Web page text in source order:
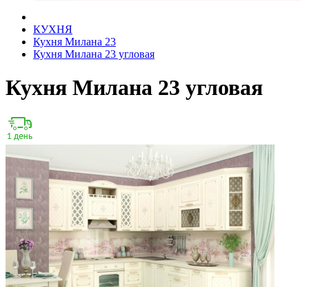
КУХНЯ
Кухня Милана 23
Кухня Милана 23 угловая
Кухня Милана 23 угловая